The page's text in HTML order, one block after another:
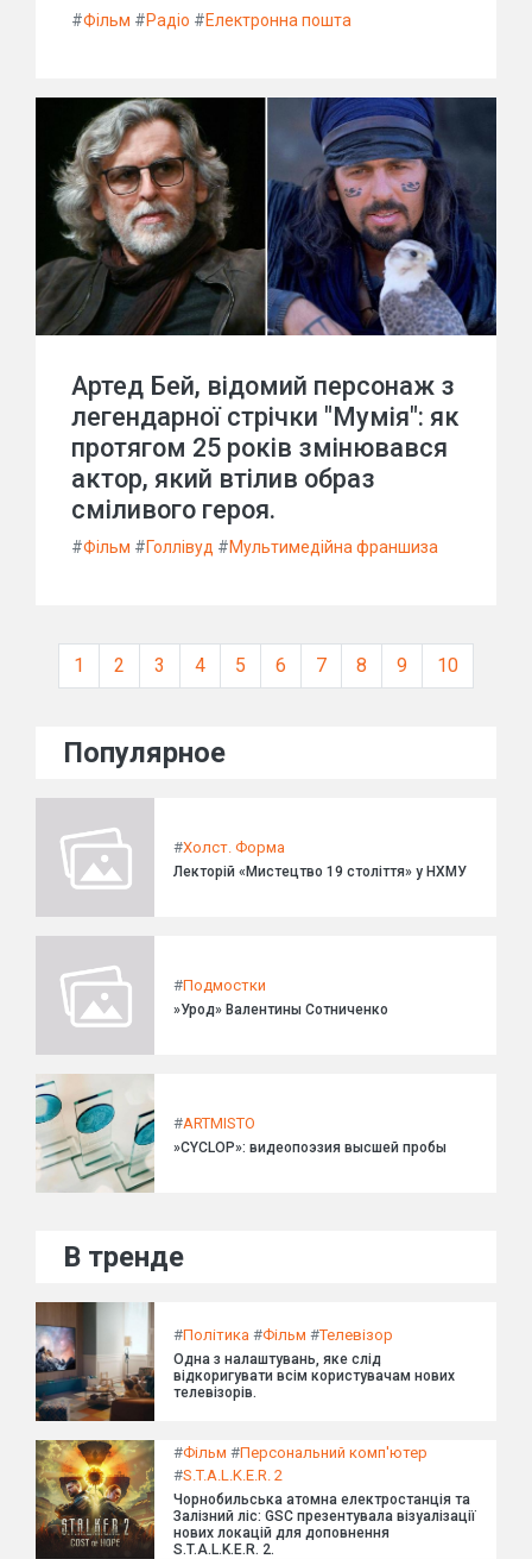
#Фільм #Радіо #Електронна пошта
Артед Бей, відомий персонаж з
легендарної стрічки "Мумія": як
протягом 25 років змінювався
актор, який втілив образ
сміливого героя.
#Фільм #Голлівуд #Мультимедійна франшиза
1 2 3 4 5 6 7 8 9 10
Популярное
#Холст. Форма
Лекторій «Мистецтво 19 століття» у НХМУ
#Подмостки
»Урод» Валентины Сотниченко
#ARTMISTO
»CYCLOP»: видеопоэзия высшей пробы
В тренде
#Політика #Фільм #Телевізор
Одна з налаштувань, яке слід
відкоригувати всім користувачам нових
телевізорів.
#Фільм #Персональний комп'ютер
#S.T.A.L.K.E.R. 2
Чорнобильська атомна електростанція та
Залізний ліс: GSC презентувала візуалізації
нових локацій для доповнення
S.T.A.L.K.E.R. 2.